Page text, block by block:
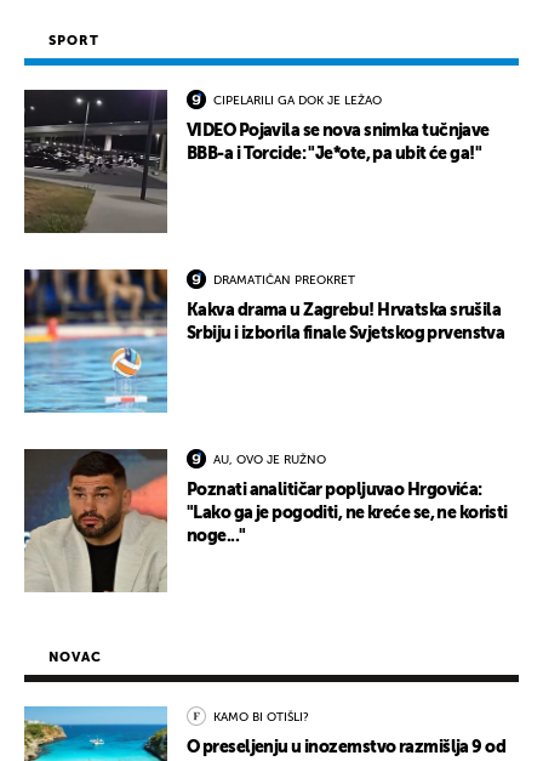
SPORT
CIPELARILI GA DOK JE LEŽAO
VIDEO Pojavila se nova snimka tučnjave
BBB-a i Torcide: "Je*ote, pa ubit će ga!"
DRAMATIČAN PREOKRET
Kakva drama u Zagrebu! Hrvatska srušila
Srbiju i izborila finale Svjetskog prvenstva
AU, OVO JE RUŽNO
Poznati analitičar popljuvao Hrgovića:
"Lako ga je pogoditi, ne kreće se, ne koristi
noge..."
NOVAC
KAMO BI OTIŠLI?
O preseljenju u inozemstvo razmišlja 9 od